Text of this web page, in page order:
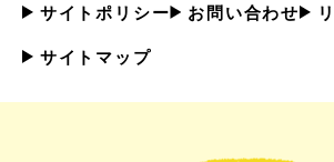
サイトポリシー お問い合わせ
サイトマップ